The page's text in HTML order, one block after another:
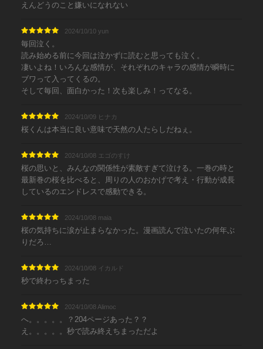
えんどうのこと嫌いになれない
2024/10/10 yun
毎回泣く。
読み始める前に今回は泣かずに読むと思っても泣く。
凄いよね！いろんな感情が、それぞれのキャラの感情が瞬時に
ブワって入ってくるの。
そして毎回、面白かった！次も楽しみ！ってなる。
2024/10/09 ヒナカ
桜くんは本当に良い意味で天然の人たらしだねぇ。
2024/10/08 エゴのすけ
桜の思いと、みんなの関係性が素敵すぎて泣ける。一巻の時と
最新巻の桜を比べると、周りの人のおかげで考え・行動が成長
しているのエンドレスで感動できる。
2024/10/08 maia
桜の気持ちに涙が止まらなかった。漫画読んで泣いたの何年ぶ
りだろ…
2024/10/08 イカルド
秒で終わっちまった
2024/10/08 Alimoc
へ。。。。。？204ページあった？？
え。。。。。秒で読み終えちまっただよ